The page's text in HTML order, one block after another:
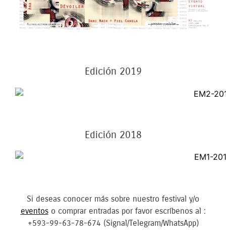
Edición 2019
Edición 2018
Si deseas conocer más sobre nuestro festival y/o
eventoso comprar entradas por favor escríbenos al :
+593-99-63-78-674 (Signal/Telegram/WhatsApp)